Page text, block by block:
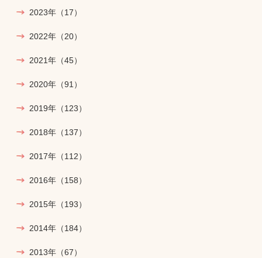
2023年 （17）
2022年 （20）
2021年 （45）
2020年 （91）
2019年 （123）
2018年 （137）
2017年 （112）
2016年 （158）
2015年 （193）
2014年 （184）
2013年 （67）